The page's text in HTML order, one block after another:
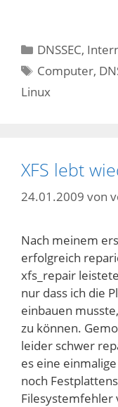
Kategorien
DNSSEC,
Schlagwörter
Computer,
Linux
XFS lebt
24.01.2009 von
Nach meinem
erfolgreich
xfs_repair
nur dass ich die
einbauen
zu können.
leider schwer
es eine
noch
Filesystemfehler